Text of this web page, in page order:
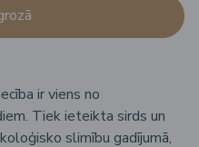
ir viens no
Tiek ieteikta sirds un
slimību gadījumā,